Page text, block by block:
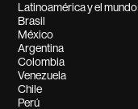
Latinoamérica y el mundo
Brasil
México
Argentina
Colombia
Venezuela
Chile
Perú